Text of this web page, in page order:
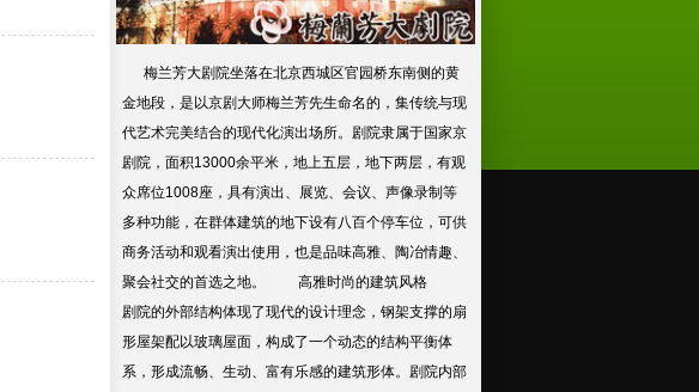
梅兰芳大剧院坐落在北京西城区官园桥东南侧的黄
金地段，是以京剧大师梅兰芳先生命名的，集传统与现
代艺术完美结合的现代化演出场所。剧院隶属于国家京
剧院，面积13000余平米，地上五层，地下两层，有观
众席位1008座，具有演出、展览、会议、声像录制等
多种功能，在群体建筑的地下设有八百个停车位，可供
商务活动和观看演出使用，也是品味高雅、陶冶情趣、
聚会社交的首选之地。 高雅时尚的建筑风格
剧院的外部结构体现了现代的设计理念，钢架支撑的扇
形屋架配以玻璃屋面，构成了一个动态的结构平衡体
系，形成流畅、生动、富有乐感的建筑形体。剧院内部